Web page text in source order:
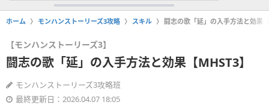
ホーム モンハンストーリーズ3攻略 スキル 闘志の歌「延」の入手方法と効果
【モンハンストーリーズ3】
闘志の歌「延」の入手方法と効果【MHST3】
モンハンストーリーズ3攻略班
最終更新日：2026.04.07 18:05